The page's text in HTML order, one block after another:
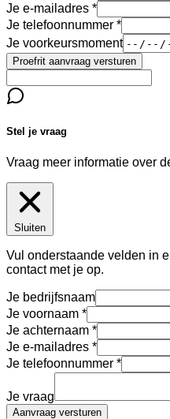
Je e-mailadres
Je telefoonnummer
Je voorkeursmoment
Proefrit aanvraag versturen
Stel je vraag
Vraag meer informatie over
Sluiten
Vul onderstaande velden in
contact met je op.
Je bedrijfsnaam
Je voornaam
Je achternaam
Je e-mailadres
Je telefoonnummer
Je vraag
Aanvraag versturen